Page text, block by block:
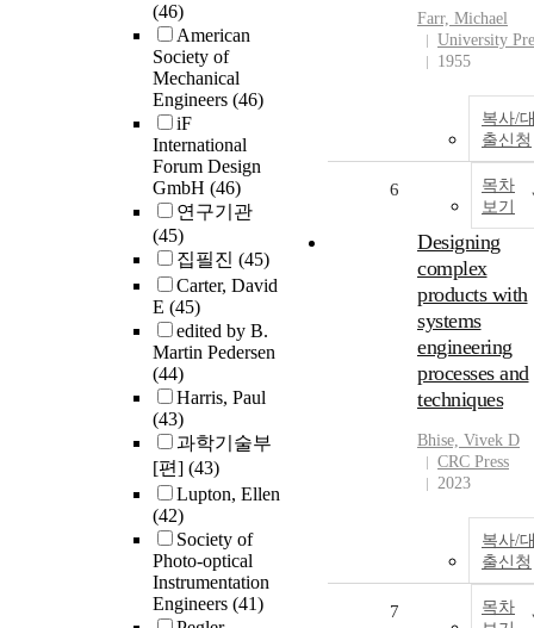
(46)
American
Society of
Mechanical
Engineers (46)
iF
International
Forum Design
GmbH (46)
연구기관
(45)
집필진 (45)
Carter, David
E (45)
edited by B.
Martin Pedersen
(44)
Harris, Paul
(43)
과학기술부
[편] (43)
Lupton, Ellen
(42)
Society of
Photo-optical
Instrumentation
Engineers (41)
Farr, Michael
University
1955
복사/
출신청
목차
보기
6
Designing
complex
products with
systems
engineering
processes and
techniques
Bhise, Vivek D
CRC Press
2023
복사/
출신청
목차
7